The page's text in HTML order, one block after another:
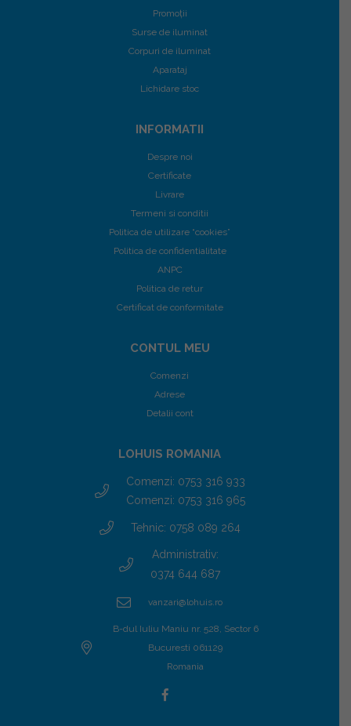
Promoții
Surse de iluminat
Corpuri de iluminat
Aparataj
Lichidare stoc
INFORMATII
Despre noi
Certificate
Livrare
Termeni si conditii
Politica de utilizare “cookies”
Politica de confidentialitate
ANPC
Politica de retur
Certificat de conformitate
CONTUL MEU
Comenzi
Adrese
Detalii cont
LOHUIS ROMANIA
Comenzi: 0753 316 933
Comenzi: 0753 316 965
Tehnic: 0758 089 264
Administrativ:
0374 644 687
vanzari@lohuis.ro
B-dul Iuliu Maniu nr. 528, Sector 6
Bucuresti 061129
Romania